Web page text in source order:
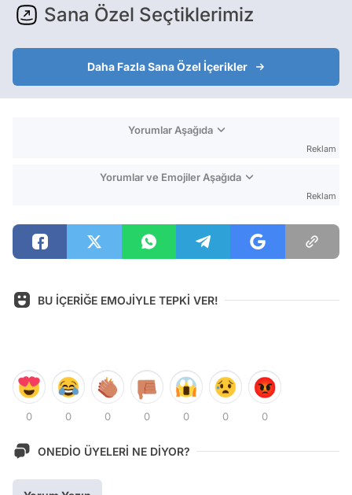
Sana Özel Seçtiklerimiz
Daha Fazla Sana Özel İçerikler
Yorumlar Aşağıda
Reklam
Yorumlar ve Emojiler Aşağıda
Reklam
BU İÇERİĞE EMOJİYLE TEPKİ VER!
0 0 0 0 0 0 0
ONEDİO ÜYELERİ NE DİYOR?